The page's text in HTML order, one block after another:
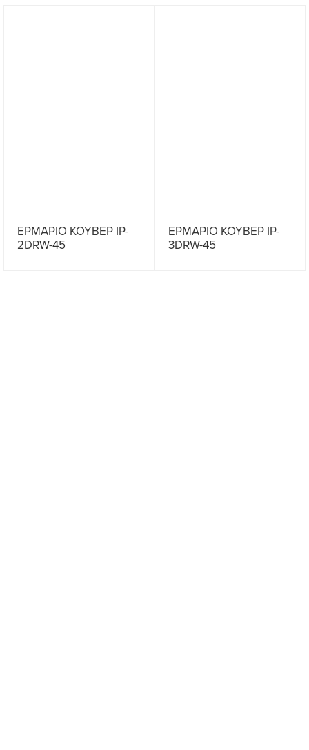
ΕΡΜΑΡΙΟ ΚΟΥΒΕΡ IP-
2DRW-45
ΕΡΜΑΡΙΟ ΚΟΥΒΕΡ IP-
3DRW-45